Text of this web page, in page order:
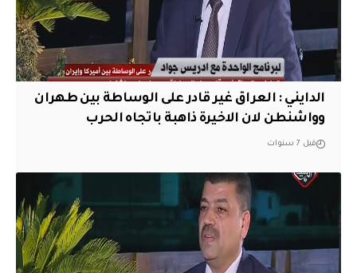
الدايني : العراق غير قادر على الوساطة بين طهران
وواشنطن لان الاخيرة ذاهبة باتجاه الحرب
قبل 7 سنوات